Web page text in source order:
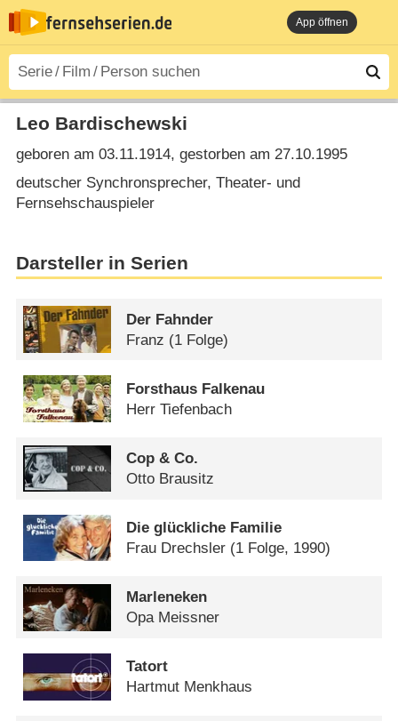
App öffnen
Leo Bardischewski
geboren am 03.11.1914, gestorben am 27.10.1995
deutscher Synchronsprecher, Theater- und
Fernsehschauspieler
Darsteller in Serien
Der Fahnder
Franz (1 Folge)
Forsthaus Falkenau
Herr Tiefenbach
Cop & Co.
Otto Brausitz
Die glückliche Familie
Frau Drechsler (1 Folge, 1990)
Marleneken
Opa Meissner
Tatort
Hartmut Menkhaus